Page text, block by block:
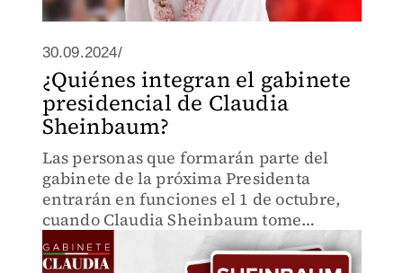
30.09.2024/
¿Quiénes integran el gabinete
presidencial de Claudia
Sheinbaum?
Las personas que formarán parte del
gabinete de la próxima Presidenta
entrarán en funciones el 1 de octubre,
cuando Claudia Sheinbaum tome
posesión del Ejecutivo federal; aquí te
decimos quiénes son.